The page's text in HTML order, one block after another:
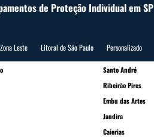
de Proteção Individual em SP
Zona Leste Litoral de São Paulo Personalizado
Santo André
Ribeirão Pires
Embu das Artes
Jandira
Caierias